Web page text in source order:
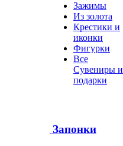
Зажимы
Из золота
Крестики и
иконки
Фигурки
Все
Сувениры и
подарки
Запонки